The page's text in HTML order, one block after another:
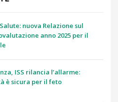
nuova Relazione sul
anno 2025 per il
ISS rilancia l’allarme:
è sicura per il feto